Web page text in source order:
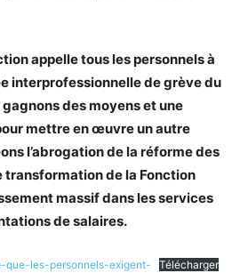
appelle tous les personnels à
interprofessionnelle de grève du
des moyens et une
mettre en œuvre un autre
l’abrogation de la réforme des
transformation de la Fonction
massif dans les services
de salaires.
que-les-personnels-exigent- Télécharger